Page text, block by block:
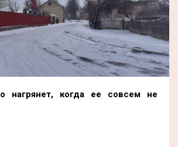
нагрянет, когда ее совсем не